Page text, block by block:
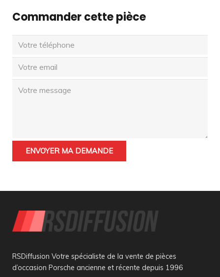
Commander cette pièce
RSDiffusion Votre spécialiste de la vente de pièces
d’occasion Porsche ancienne et récente depuis 1996